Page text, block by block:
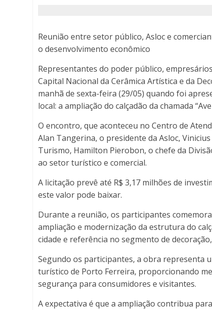
Decoração
-
Porto
Ferreira
Online
-
Porto
Ferreira
Online
Reunião entre setor público, Asloc e
o desenvolvimento econômico
Representantes do poder público,
Capital Nacional da Cerâmica Artística e da
manhã de sexta-feira (29/05) quando foi
local: a ampliação do calçadão da chamada
O encontro, que aconteceu no Centro de
Alan Tangerina, o presidente da Asloc,
Turismo, Hamilton Pierobon, o chefe da
ao setor turístico e comercial.
A licitação prevê até R$ 3,17 milhões de
este valor pode baixar.
Durante a reunião, os participantes
ampliação e modernização da estrutura do
cidade e referência no segmento de
Segundo os participantes, a obra representa
turístico de Porto Ferreira, proporcionando
segurança para consumidores e visitantes.
A expectativa é que a ampliação contribua